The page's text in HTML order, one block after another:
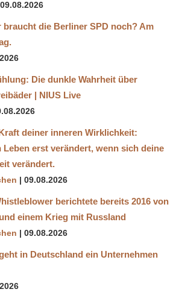
09.08.2026
braucht die Berliner SPD noch? Am
Die dunkle Wahrheit über
| NIUS Live
deiner inneren Wirklichkeit:
Leben erst verändert, wenn sich deine
verändert.
09.08.2026
berichtete bereits 2016 von
einem Krieg mit Russland
09.08.2026
in Deutschland ein Unternehmen